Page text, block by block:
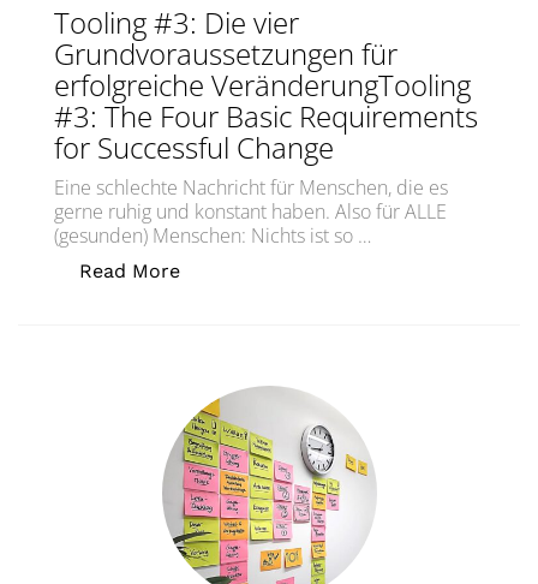
Tooling #3: Die vier
Grundvoraussetzungen für
erfolgreiche VeränderungTooling
#3: The Four Basic Requirements
for Successful Change
Eine schlechte Nachricht für Menschen, die es
gerne ruhig und konstant haben. Also für ALLE
(gesunden) Menschen: Nichts ist so …
Read More„Tooling #3: Die vier